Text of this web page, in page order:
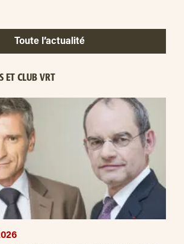
Toute l’actualité
ET CLUB VRT